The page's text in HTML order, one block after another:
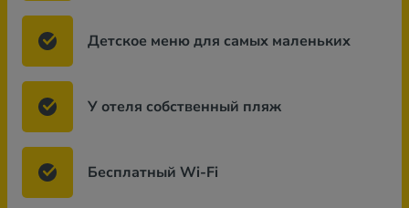
Детское меню для самых маленьких
У отеля собственный пляж
Бесплатный Wi-Fi